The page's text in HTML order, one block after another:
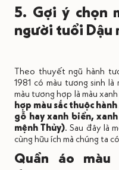
5. Gợi ý chọn
người tuổi Dậu